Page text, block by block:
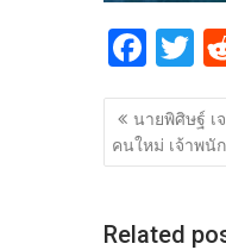
F
ac
e
b
o
T
w
แนะแนว
เรื่อง
นายพิศิษฐ์ เ
คนใหม่ เจ้าพนั
Related